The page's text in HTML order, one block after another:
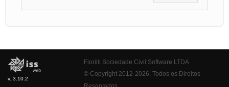
v. 3.10.2
Fiorilli Sociedade Civil Software LTDA
© Copyright 2012-2026. Todos os Direitos